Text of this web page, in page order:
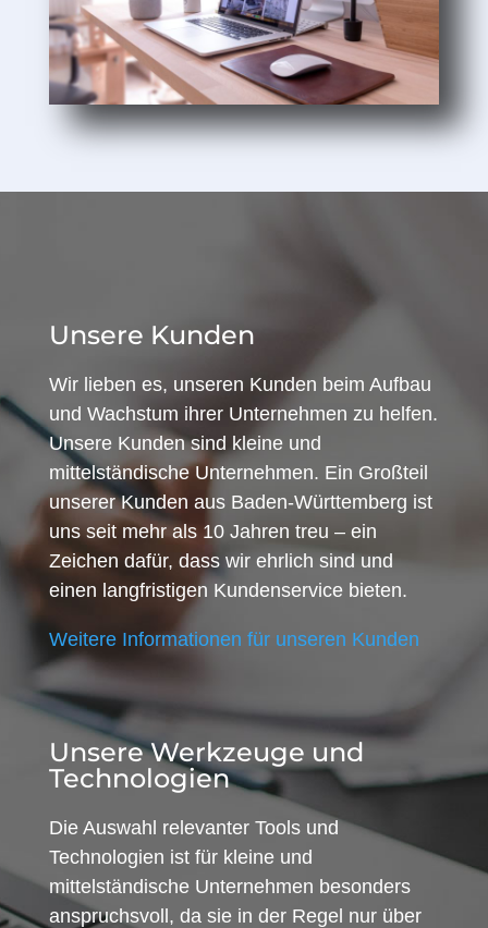
Unsere Kunden
Wir lieben es, unseren Kunden beim Aufbau
und Wachstum ihrer Unternehmen zu helfen.
Unsere Kunden sind kleine und
mittelständische Unternehmen. Ein Großteil
unserer Kunden aus Baden-Württemberg ist
uns seit mehr als 10 Jahren treu – ein
Zeichen dafür, dass wir ehrlich sind und
einen langfristigen Kundenservice bieten.
Weitere Informationen für unseren Kunden
Unsere Werkzeuge und
Technologien
Die Auswahl relevanter Tools und
Technologien ist für kleine und
mittelständische Unternehmen besonders
anspruchsvoll, da sie in der Regel nur über